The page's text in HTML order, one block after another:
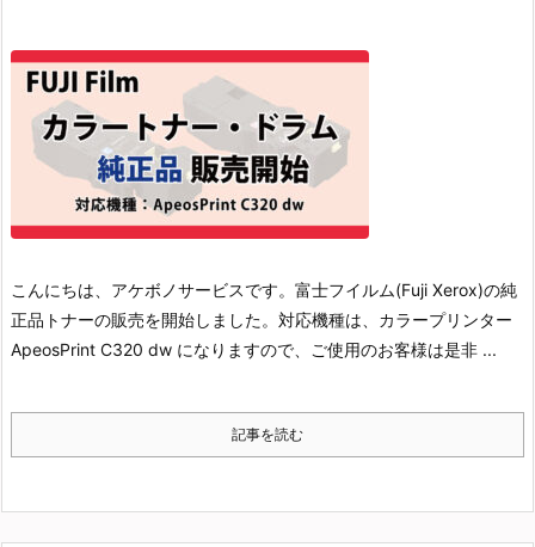
こんにちは、アケボノサービスです。 富士フイルム(Fuji Xerox)の純
正品トナーの販売を開始しました。 対応機種は、カラープリンター
ApeosPrint C320 dw になりますので、ご使用のお客様は是非 ...
記事を読む